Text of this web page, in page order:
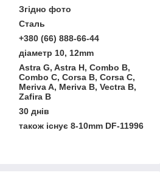
Згідно фото
Сталь
+380 (66) 888-66-44
діаметр 10, 12mm
Astra G, Astra H, Combo B,
Combo C, Corsa B, Corsa C,
Meriva A, Meriva B, Vectra B,
Zafira B
30 днів
також існує 8-10mm DF-11996